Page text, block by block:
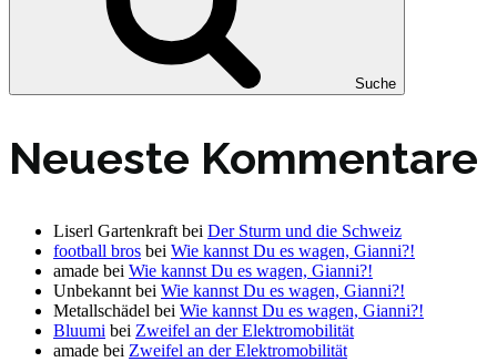
Suche
Neueste Kommentare
Liserl Gartenkraft bei Der Sturm und die Schweiz
football bros bei Wie kannst Du es wagen, Gianni?!
amade bei Wie kannst Du es wagen, Gianni?!
Unbekannt bei Wie kannst Du es wagen, Gianni?!
Metallschädel bei Wie kannst Du es wagen, Gianni?!
Bluumi bei Zweifel an der Elektromobilität
amade bei Zweifel an der Elektromobilität